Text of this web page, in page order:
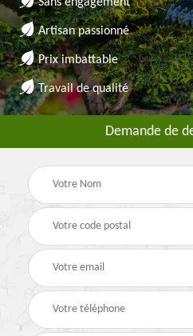
Artisan passionné
Prix imbattable
Travail de qualité
Demande de